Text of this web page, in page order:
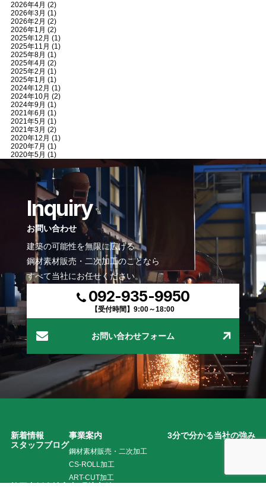
2026年4月 (2)
2026年3月 (1)
2026年2月 (2)
2026年1月 (2)
2025年12月 (1)
2025年11月 (1)
2025年8月 (1)
2025年4月 (2)
2025年2月 (1)
2025年1月 (1)
2024年12月 (1)
2024年10月 (2)
2024年9月 (1)
2021年6月 (1)
2021年5月 (1)
2021年3月 (2)
2020年12月 (1)
2020年7月 (1)
2020年5月 (1)
Inquiry
お問い合わせ
建築の可能性を無限に広げる
鋼材素材販売・二次加工のことなら
すべて当社にお任せください。
092-935-9950
【受付時間】9:00～18:00
お問い合わせフォーム
新着情報
スタッフブログ
事業案内
鋼材素材販売・二次加工
CS-ROLL加工
ART-CUT加工
3分で分かる当社の強み